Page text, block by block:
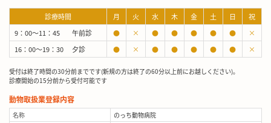
診療時間 月 火 水 木 金 土 日
祝
9：00～11：45
午前診 ● × ● ● ● ● ●
×
16：00～19：30
夕診 ● × ● ● ● ● ● ×
受付は終了時間の30分前までです(新規の方は終了の60分以上前にお越しください)。
診療開始の15分前から受付可能です
動物取扱業登録内容
名称
のっち動物病院